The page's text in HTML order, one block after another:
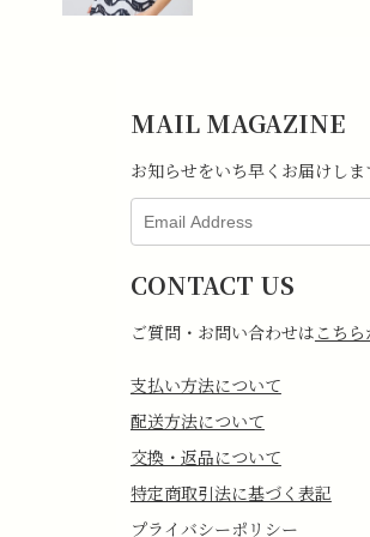
MAIL MAGAZINE
お知らせをいち早くお届けしま
CONTACT US
ご質問・お問い合わせは こちら
支払い方法について
配送方法について
交換・返品について
特定商取引法に基づく表記
プライバシーポリシー